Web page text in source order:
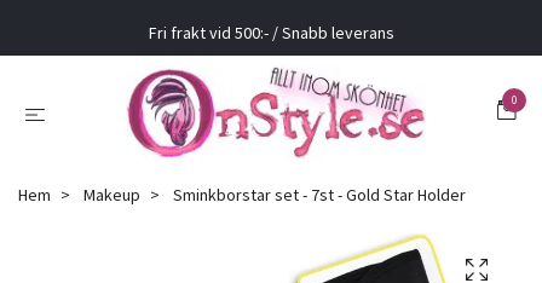
Fri frakt vid 500:- / Snabb leverans
0
Hem Makeup Sminkborstar set - 7st - Gold Star Holder